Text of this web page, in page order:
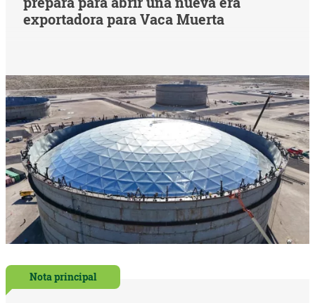
exportadora para Vaca Muerta
Nota principal